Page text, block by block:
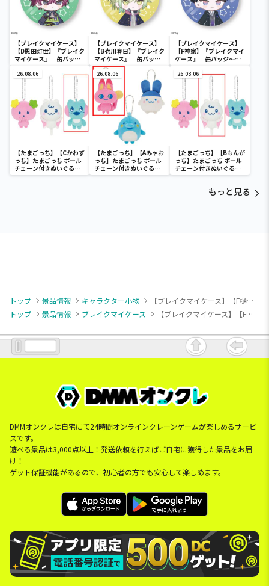
【ブレイクマイケース】
【D恩田灯世】『ブレイク
マイケース』 缶バッジ
【ブレイクマイケース】
【B壱川春日】『ブレイク
マイケース』 缶バッジ
～管理部＆強行部～(EX)
【ブレイクマイケース】
【F神家】『ブレイクマイ
ケース』 缶バッジ～交
26.08.06
【たまごっち】【Cかわず
っち】たまごっち ボール
チェーン付きぬいぐるみ
～Tamagotchi
26.08.06
【たまごっち】【Aみゃお
っち】たまごっち ボール
チェーン付きぬいぐるみ
～Tamagotchi
26.08.06
【たまごっち】【Bもんが
っち】たまごっち ボール
チェーン付きぬいぐるみ
～Tamagotchi
もっと見る
トップ 景品情報 キャラクター小物
【ブレイクマイケース】【F樋宮明星】『ブレイクマイケース』 クリアキーチェーン～本部＆交際部～（EX）
トップ
景品情報 ブレイクマイケース 【ブレイクマイケース】【F樋宮明星】『ブレイクマイケース』 クリアキーチェーン～本部＆交際部～（EX）
DMMオンクレは自宅にて24時間オンラインクレーンゲームが楽しめるサービ
スです。
遊べる景品は3,000点以上！発送依頼を行えばご自宅に獲得した景品をお届
け！
ゲット保証機能があるので、初心者の方でも安心して楽しめます。